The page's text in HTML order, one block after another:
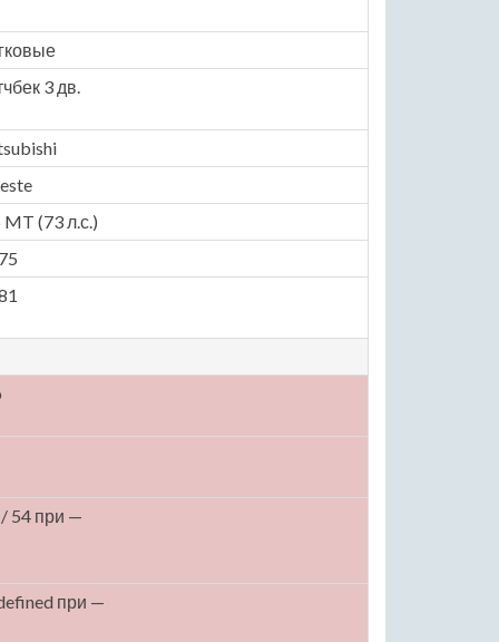
3 дв.
MT (73 л.с.)
54 при —
при —